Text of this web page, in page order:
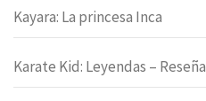
Kayara: La princesa Inca
Karate Kid: Leyendas – Reseña